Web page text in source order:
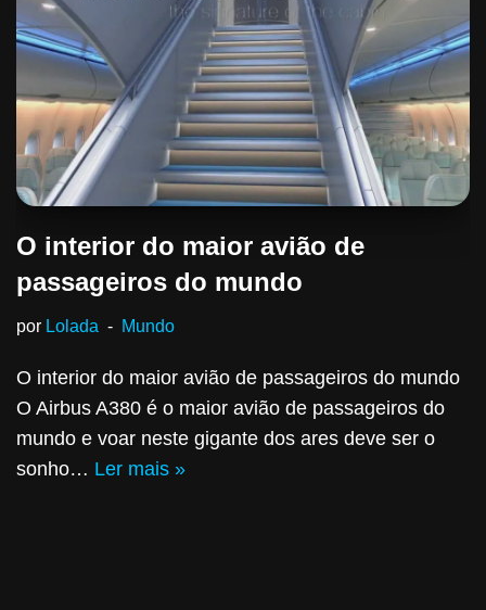
O interior do maior avião de
passageiros do mundo
por Lolada Mundo
O interior do maior avião de passageiros do mundo
O Airbus A380 é o maior avião de passageiros do
mundo e voar neste gigante dos ares deve ser o
sonho… Ler mais »